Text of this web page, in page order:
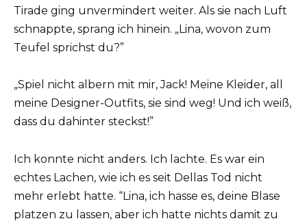
Tirade ging unvermindert weiter. Als sie nach Luft
schnappte, sprang ich hinein. „Lina, wovon zum
Teufel sprichst du?”
„Spiel nicht albern mit mir, Jack! Meine Kleider, all
meine Designer-Outfits, sie sind weg! Und ich weiß,
dass du dahinter steckst!”
Ich konnte nicht anders. Ich lachte. Es war ein
echtes Lachen, wie ich es seit Dellas Tod nicht
mehr erlebt hatte. “Lina, ich hasse es, deine Blase
platzen zu lassen, aber ich hatte nichts damit zu